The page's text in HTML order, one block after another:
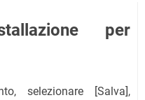
per
selezionare [Salva],